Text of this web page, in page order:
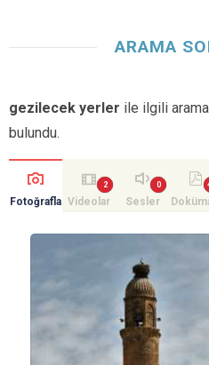
ARAMA
gezilecek yerler ile ilgili
bulundu.
Fotoğrafla Videolar Sesler